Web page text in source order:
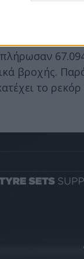
βροχής.
το